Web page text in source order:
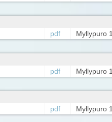
pdf Myllypuro 1
pdf Myllypuro 1
pdf Myllypuro 1